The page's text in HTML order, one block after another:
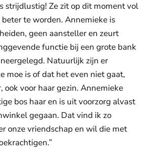
strijdlustig! Ze zit op dit moment vol
te worden. Annemieke is
geen aansteller en zeurt
functie bij een grote bank
Natuurlijk zijn er
moe is of dat het even niet gaat,
ook voor haar gezin. Annemieke
bos haar en is uit voorzorg alvast
gegaan. Dat vind ik zo
onze vriendschap en wil die met